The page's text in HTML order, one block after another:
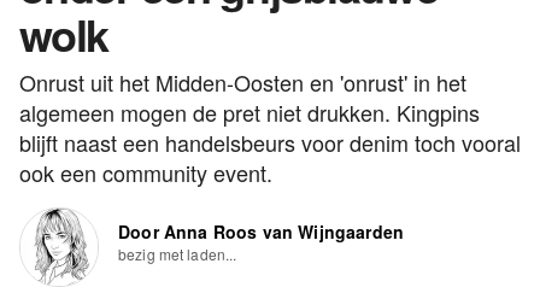
wolk
Onrust uit het Midden-Oosten en 'onrust' in het
algemeen mogen de pret niet drukken. Kingpins
blijft naast een handelsbeurs voor denim toch vooral
ook een community event.
Door Anna Roos van Wijngaarden
bezig met laden...